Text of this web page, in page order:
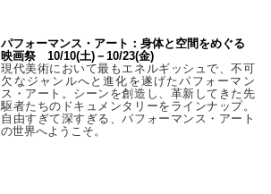
パフォーマンス・アート：身体と空間をめぐる
映画祭 10/10(土)－10/23(金)
現代美術において最もエネルギッシュで、不可
欠なジャンルへと進化を遂げたパフォーマン
ス・アート。シーンを創造し、革新してきた先
駆者たちのドキュメンタリーをラインナップ。
自由すぎて深すぎる、パフォーマンス・アート
の世界へようこそ。